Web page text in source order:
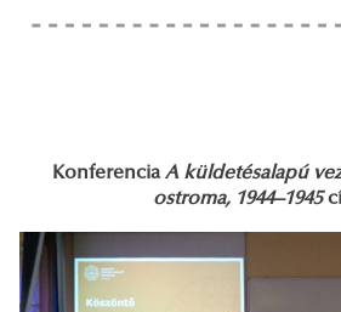
KonferenciaA küldetésalapú
ostroma, 1944–1945